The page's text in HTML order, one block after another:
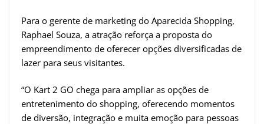
Para o gerente de marketing do Aparecida Shopping,
Raphael Souza, a atração reforça a proposta do
empreendimento de oferecer opções diversificadas de
lazer para seus visitantes.
“O Kart 2 GO chega para ampliar as opções de
entretenimento do shopping, oferecendo momentos
de diversão, integração e muita emoção para pessoas